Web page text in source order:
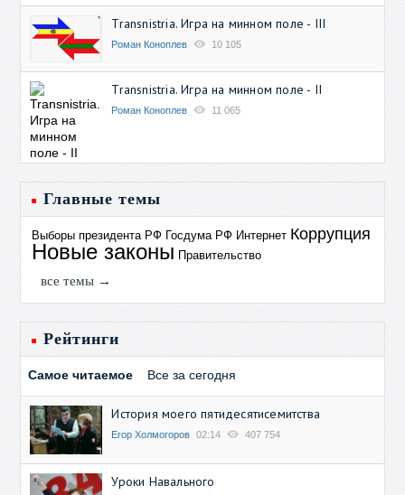
Transnistria. Игра на минном поле - III
Роман Коноплев 10 105
Transnistria. Игра на минном поле - II
Роман Коноплев 11 065
Главные темы
Выборы президента РФ Госдума РФ Интернет Коррупция
Новые законы Правительство
все темы →
Рейтинги
Самое читаемое Все за сегодня
История моего пятидесятисемитства
Егор Холмогоров 02:14 407 754
Уроки Навального